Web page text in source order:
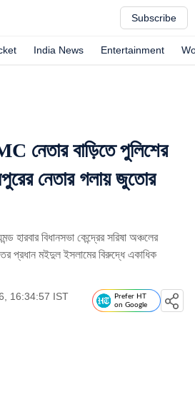
Subscribe
India News Entertainment
নেতার বাড়িতে পুলিশের
নেতার গলায় জুতোর
বিধানসভা কেন্দ্রের সরিষা অঞ্চলের
প্রধান মইদুল ইসলামের বিরুদ্ধে একাধিক
16:34:57 IST
Prefer HT
on Google